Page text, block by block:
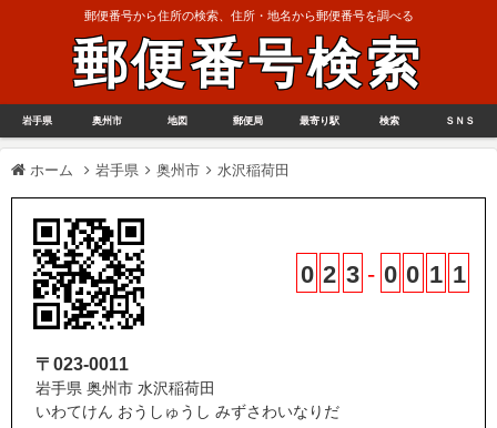
郵便番号から住所の検索、住所・地名から郵便番号を調べる
郵便番号検索
岩手県 奥州市 地図 郵便局 最寄り駅 検索 ＳＮＳ
ホーム 岩手県 奥州市 水沢稲荷田
0 2 3 - 0 0 1 1
〒023-0011
岩手県 奥州市 水沢稲荷田
いわてけん おうしゅうし みずさわいなりだ